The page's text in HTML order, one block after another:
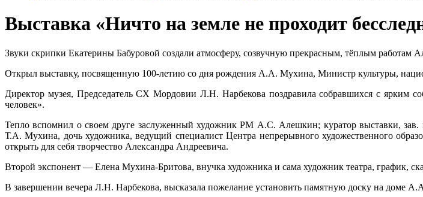
Выставка «Ничто на земле не проходит
Звуки скрипки Екатерины Бабуровой создали атмосферу, созвучную прекрасным, тёплым
Открыл выставку, посвященную 100-летию со дня рождения А.А. Мухина, Министр культуры,
Директор музея, Председатель СХ Мордовии Л.Н. Нарбекова поздравила собравшихся с ярким
человек».
Тепло вспомнил о своем друге заслуженный художник РМ А.С. Алешкин; куратор выставки, зав.
Т.А. Мухина, дочь художника, ведущий специалист Центра непрерывного художественного
открыть для себя творчество Александра Андреевича.
Второй экспонент — Елена Мухина-Бритова, внучка художника и сама художник театра, график,
В завершении вечера Л.Н. Нарбекова, высказала пожелание установить памятную доску на доме